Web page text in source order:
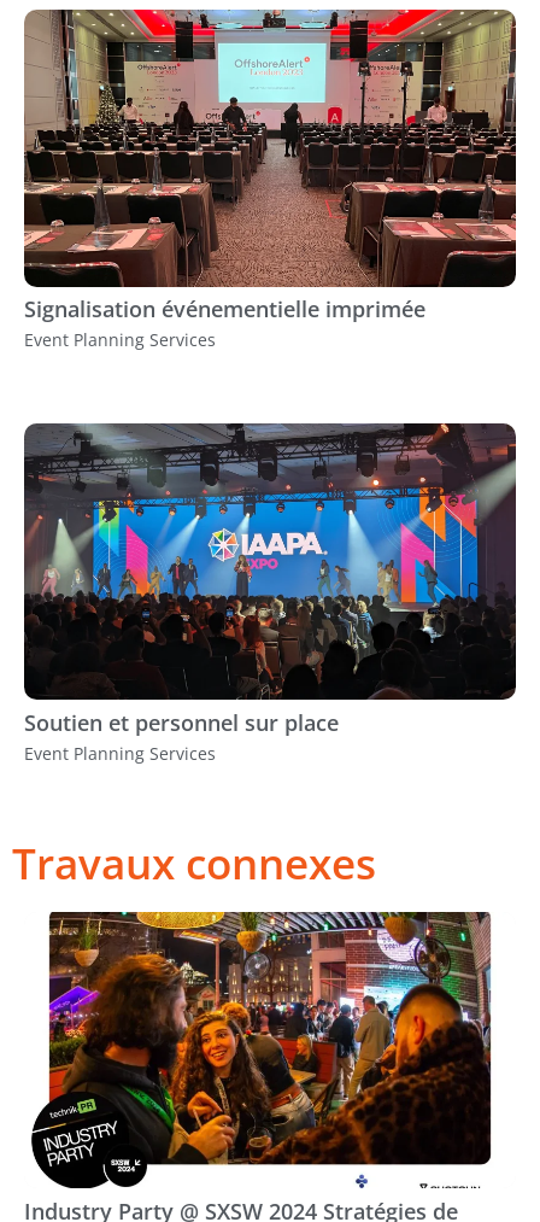
Signalisation événementielle imprimée
Event Planning Services
Soutien et personnel sur place
Event Planning Services
Travaux connexes
Industry Party @ SXSW 2024 Stratégies de